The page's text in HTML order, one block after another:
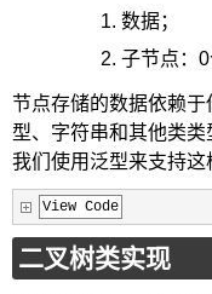
数据；
子节点：0
节点存储的数据依赖
型、字符串和其他类
我们使用泛型来支持这
View Code
二叉树类实现